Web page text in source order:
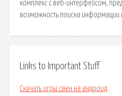
комплекс с веб-интерфейсом,
возможность поиска информации
Links to Important Stuff
Скачать игры свен на андроид